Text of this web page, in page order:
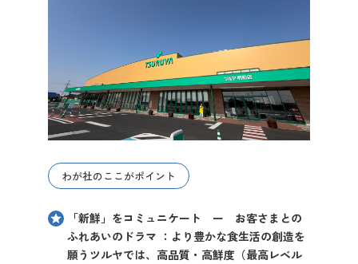
会員登録
ログイン
わが社のここがポイント
「新鮮」をコミュニケート ー お客さまとの
ふれあいのドラマ ：より豊かな食生活の創造を
願うツルヤでは、高品質・高鮮度（最高レベル